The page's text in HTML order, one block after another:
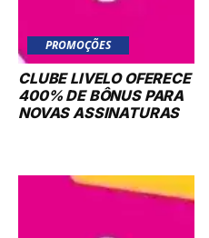
PROMOÇÕES
CLUBE LIVELO OFERECE
400% DE BÔNUS PARA
NOVAS ASSINATURAS